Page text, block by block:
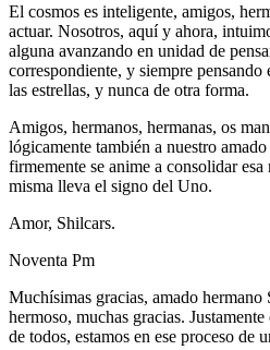
El cosmos es inteligente, amigos,
actuar. Nosotros, aquí y ahora,
alguna avanzando en unidad de
correspondiente, y siempre pensando
las estrellas, y nunca de otra forma.
Amigos, hermanos, hermanas, os
lógicamente también a nuestro
firmemente se anime a consolidar
misma lleva el signo del Uno.
Amor, Shilcars.
Noventa Pm
Muchísimas gracias, amado hermano
hermoso, muchas gracias.
de todos, estamos en ese proceso de